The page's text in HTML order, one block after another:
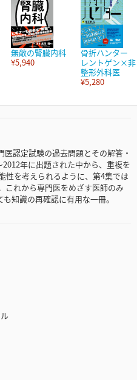
無敵の腎臓内科
¥5,940
骨折ハンター
レントゲン×非
整形外科医
¥5,280
認定試験の過去問題とその解答・
年に出題された中から、重複を
性を考えられるように、第4集では
これから専門医をめざす医師のみ
知識の再確認に有用な一冊。